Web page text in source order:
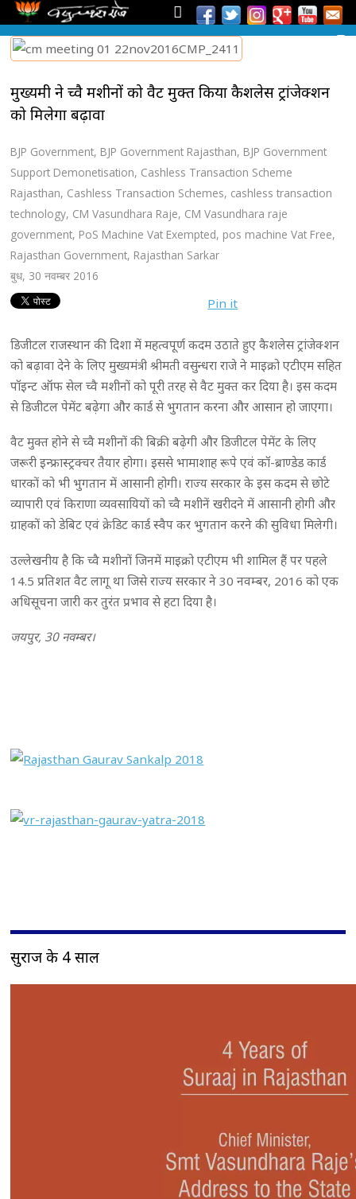
मुख्यमंत्री ने च्वै मशीनों को वैट मुक्त किया कैशलेस ट्रांजेक्शन
को मिलेगा बढ़ावा
BJP Government, BJP Government Rajasthan, BJP Government
Support Demonetisation, Cashless Transaction Scheme
Rajasthan, Cashless Transaction Schemes, cashless transaction
technology, CM Vasundhara Raje, CM Vasundhara raje
government, PoS Machine Vat Exempted, pos machine Vat Free,
Rajasthan Government, Rajasthan Sarkar
बुध, 30 नवम्बर 2016
Pin it
डिजीटल राजस्थान की दिशा में महत्वपूर्ण कदम उठाते हुए कैशलेस ट्रांजेक्शन
को बढ़ावा देने के लिए मुख्यमंत्री श्रीमती वसुन्धरा राजे ने माइक्रो एटीएम सहित
पॉइन्ट ऑफ सेल च्वै मशीनों को पूरी तरह से वैट मुक्त कर दिया है। इस कदम
से डिजीटल पेमेंट बढ़ेगा और कार्ड से भुगतान करना और आसान हो जाएगा।
वैट मुक्त होने से च्वै मशीनों की बिक्री बढ़ेगी और डिजीटल पेमेंट के लिए
जरूरी इन्फ्रास्ट्रक्चर तैयार होगा। इससे भामाशाह रूपे एवं कॉ-ब्राण्डेड कार्ड
धारकों को भी भुगतान में आसानी होगी। राज्य सरकार के इस कदम से छोटे
व्यापारी एवं किराणा व्यवसायियों को च्वै मशीनें खरीदने में आसानी होगी और
ग्राहकों को डेबिट एवं क्रेडिट कार्ड स्वैप कर भुगतान करने की सुविधा मिलेगी।
उल्लेखनीय है कि च्वै मशीनों जिनमें माइक्रो एटीएम भी शामिल हैं पर पहले
14.5 प्रतिशत वैट लागू था जिसे राज्य सरकार ने 30 नवम्बर, 2016 को एक
अधिसूचना जारी कर तुरंत प्रभाव से हटा दिया है।
जयपुर, 30 नवम्बर।
सुराज के 4 साल